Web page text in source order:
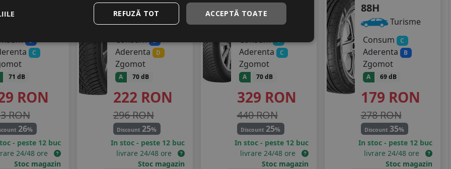
B
C
71 dB
RON
RON
26%
- peste 12 buc
24/48 ore
Stoc magazin
88H
Turisme
Consum B
Aderenta D
Zgomot
A 70 dB
222 RON
296 RON
Discount 25%
In stoc - peste 12 buc
livrare 24/48 ore
Stoc magazin
88H
Turisme
Consum C
Aderenta C
Zgomot
A 70 dB
329 RON
440 RON
Discount 25%
In stoc - peste 12 buc
livrare 24/48 ore
Stoc magazin
88H
Turisme
Consum
C
Aderenta B
Zgomot
A 69 dB
179 RON
278 RON
Discount35%
In stoc - peste 12 buc
livrare 24/48 ore
Stoc magazin
ACCEPTĂ TOATE
REFUZĂ TOT